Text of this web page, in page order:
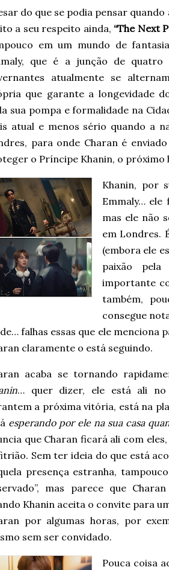
do que se podia pensar
a seu respeito ainda, “The Next
em um mundo de
que é a junção de
atualmente se
que garante a longevidade
sua pompa e formalidade na
atual e menos sério quando a
para onde Charan é
o Príncipe Khanin, o próximo
Khanin, por
Emmaly… ele
mas ele não
em Londres.
(embora ele
paixão pela
importante
também,
consegue
falhas essas que ele menciona
claramente o está seguindo.
acaba se tornando
… quer dizer, ele está ali
a próxima vitória, está na
esperando por ele na sua casa
que Charan ficará ali com
Sem ter ideia do que está
presença estranha,
mas parece que
Khanin aceita o convite para
por algumas horas, por
sem ser convidado.
Pouca coisa